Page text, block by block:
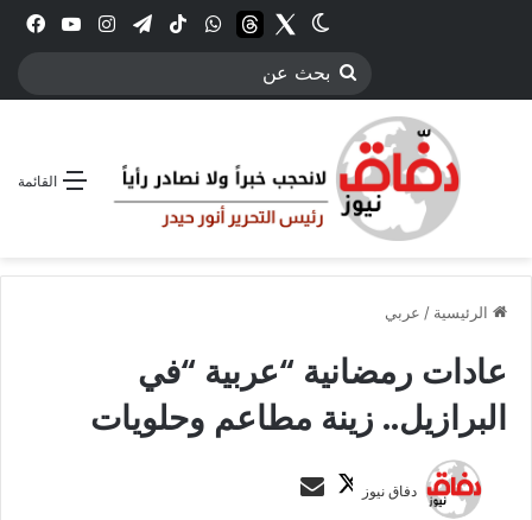
انستقرامتيلقرام‫TikTokواتسابthreadsTwitter
الوضع المظلم
بحث
القائمة
الرئيسية / عربي
عادات رمضانية “عربية “في
البرازيل.. زينة مطاعم وحلويات
دفاق نيوز
ت